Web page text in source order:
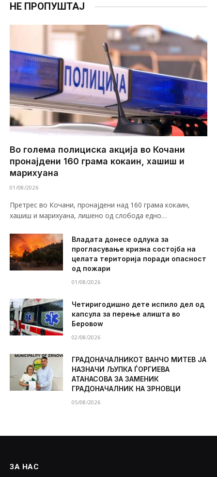
НЕ ПРОПУШТАЈ
Во голема полициска акција во Кочани
пронајдени 160 грама кокаин, хашиш и
марихуана
01/08/2026
Претрес во Кочани, пронајдени над 160 грама кокаин,
хашиш и марихуана, лишено од слобода едно…
Владата донесе одлука за
прогласување кризна состојба на
целата територија поради опасност
од пожари
01/08/2026
Четиригодишно дете испило дел од
капсула за перење алишта во
Беровоw
02/08/2026
ГРАДОНАЧАЛНИКОТ ВАНЧО МИТЕВ ЈА
НАЗНАЧИ ЉУПКА ЃОРГИЕВА
АТАНАСОВА ЗА ЗАМЕНИК
ГРАДОНАЧАЛНИК НА ЗРНОВЦИ
05/08/2026
ЗА НАС